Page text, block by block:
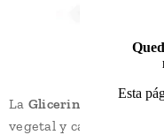
La Glicerina Vegetal
vegetal y calidad
Esta